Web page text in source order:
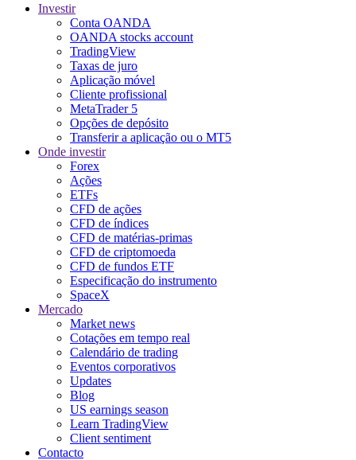
Investir
Conta OANDA
OANDA stocks account
TradingView
Taxas de juro
Aplicação móvel
Cliente profissional
MetaTrader 5
Opções de depósito
Transferir a aplicação ou o MT5
Onde investir
Forex
Ações
ETFs
CFD de ações
CFD de índices
CFD de matérias-primas
CFD de criptomoeda
CFD de fundos ETF
Especificação do instrumento
SpaceX
Mercado
Market news
Cotações em tempo real
Calendário de trading
Eventos corporativos
Updates
Blog
US earnings season
Learn TradingView
Client sentiment
Contacto